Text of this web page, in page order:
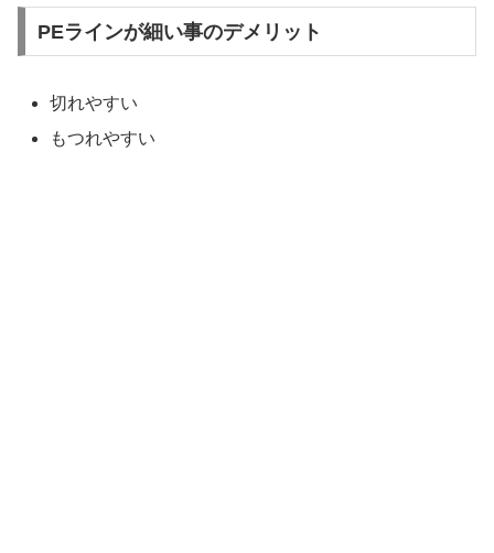
PEラインが細い事のデメリット
切れやすい
もつれやすい